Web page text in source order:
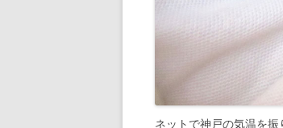
ネットで神戸の気温を